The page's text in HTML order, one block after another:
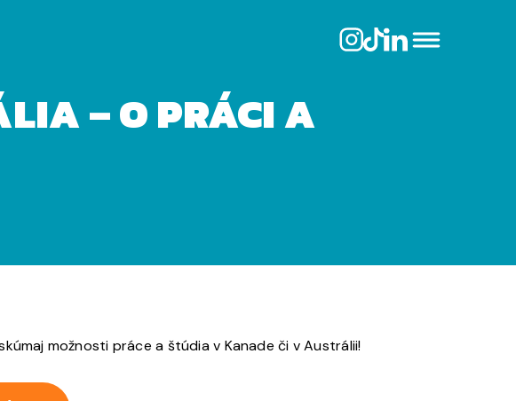
– O PRÁCI A
možnosti práce a štúdia v Kanade či v Austrálii!